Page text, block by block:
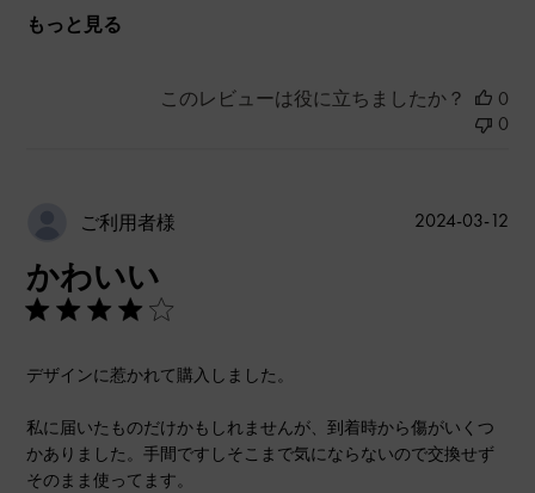
もっと見る
このレビューは役に立ちましたか？
0
0
ご利用者様
かわいい
デザインに惹かれて購入しました。
私に届いたものだけかもしれませんが、到着時から傷がいくつ
かありました。手間ですしそこまで気にならないので交換せず
そのまま使ってます。
公
2024-03-12